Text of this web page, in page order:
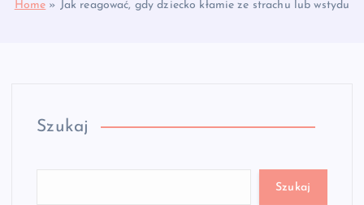
Home » Jak reagować, gdy dziecko kłamie ze strachu lub wstydu
Szukaj
Szukaj